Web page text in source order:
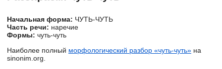
Начальная форма: ЧУТЬ-ЧУТЬ
Часть речи: наречие
Формы: чуть-чуть
Наиболее полный морфологический разбор «чуть-чуть» на
sinonim.org.